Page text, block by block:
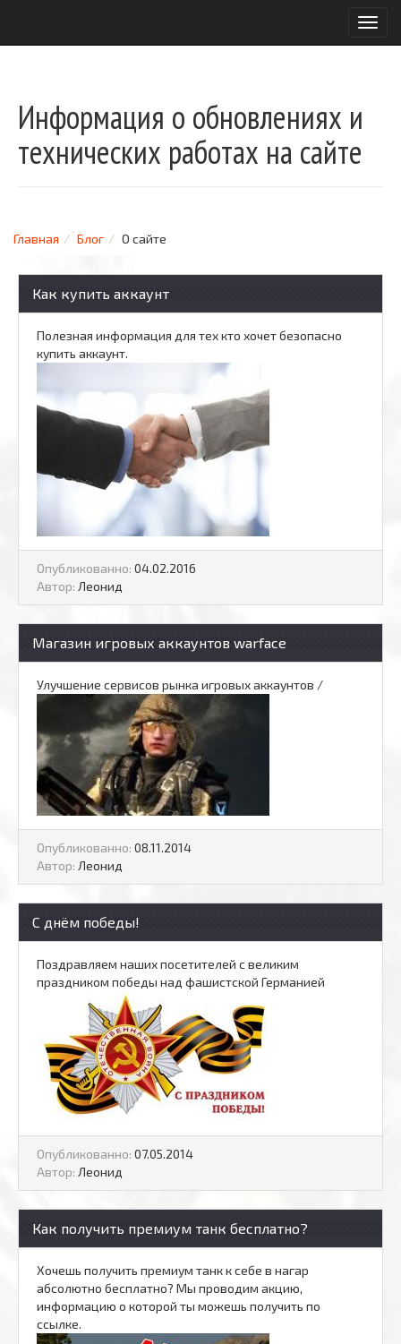
T
o
o
Информация о обновлениях и
технических работах на сайте
Главная Блог О сайте
Как купить аккаунт
Полезная информация для тех кто хочет безопасно
купить аккаунт.
Опубликованно: 04.02.2016
Автор: Леонид
Магазин игровых аккаунтов warface
Улучшение сервисов рынка игровых аккаунтов /
Опубликованно: 08.11.2014
Автор: Леонид
С днём победы!
Поздравляем наших посетителей с великим
праздником победы над фашистской Германией
Опубликованно: 07.05.2014
Автор: Леонид
Как получить премиум танк бесплатно?
Хочешь получить премиум танк к себе в нагар
абсолютно бесплатно? Мы проводим акцию,
информацию о которой ты можешь получить по
ссылке.